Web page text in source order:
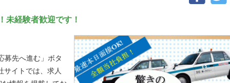
未経験者歓迎です！
募先へ進む」ボタ
サイトでは、求人